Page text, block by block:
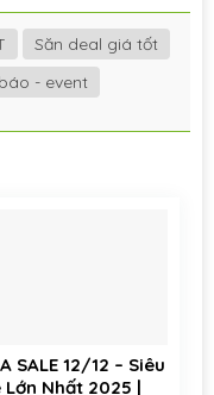
Săn deal giá tốt
- event
SALE 12/12 – Siêu
Lớn Nhất 2025 |